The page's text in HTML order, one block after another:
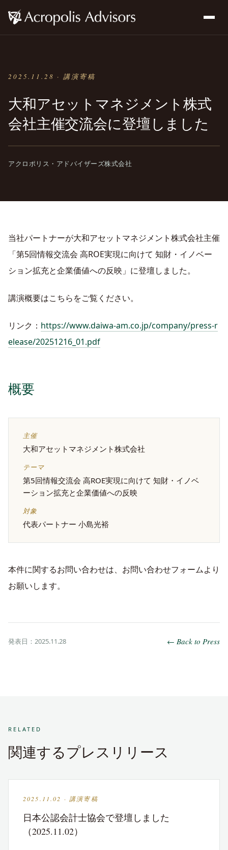
2025.11.28 · 講演寄稿
大和アセットマネジメント株式
会社主催交流会に登壇しました
アクロポリス・アドバイザーズ株式会社
当社パートナーが大和アセットマネジメント株式会社主催
「第5回情報交流会 高ROE実現に向けて 知財・イノベー
ション拡充と企業価値への反映」に登壇しました。
講演概要はこちらをご覧ください。
リンク： https://www.daiwa-am.co.jp/company/press-r
elease/20251216_01.pdf
概要
主催
大和アセットマネジメント株式会社
テーマ
第5回情報交流会 高ROE実現に向けて 知財・イノベ
ーション拡充と企業価値への反映
対象
代表パートナー 小島光裕
本件に関するお問い合わせは、お問い合わせフォームより
お願いします。
発表日：2025.11.28 ← Back to Press
RELATED
関連するプレスリリース
2025.11.02 · 講演寄稿
日本公認会計士協会で登壇しました
（2025.11.02）